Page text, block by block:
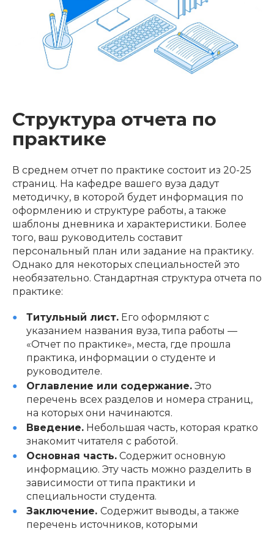
Структура отчета по
практике
В среднем отчет по практике состоит из 20-25
страниц. На кафедре вашего вуза дадут
методичку, в которой будет информация по
оформлению и структуре работы, а также
шаблоны дневника и характеристики. Более
того, ваш руководитель составит
персональный план или задание на практику.
Однако для некоторых специальностей это
необязательно. Стандартная структура отчета по
практике:
Титульный лист.Его оформляют с
указанием названия вуза, типа работы —
«Отчет по практике», места, где прошла
практика, информации о студенте и
руководителе.
Оглавление или содержание.Это
перечень всех разделов и номера страниц,
на которых они начинаются.
Введение.Небольшая часть, которая кратко
знакомит читателя с работой.
Основная часть.Содержит основную
информацию. Эту часть можно разделить в
зависимости от типа практики и
специальности студента.
Заключение. Содержит выводы, а также
перечень источников, которыми